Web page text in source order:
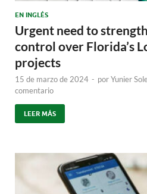
EN INGLÉS
Urgent need to
control over Florida’s
projects
15 de marzo de 2024 - porYunier
comentario
LEER MÁS